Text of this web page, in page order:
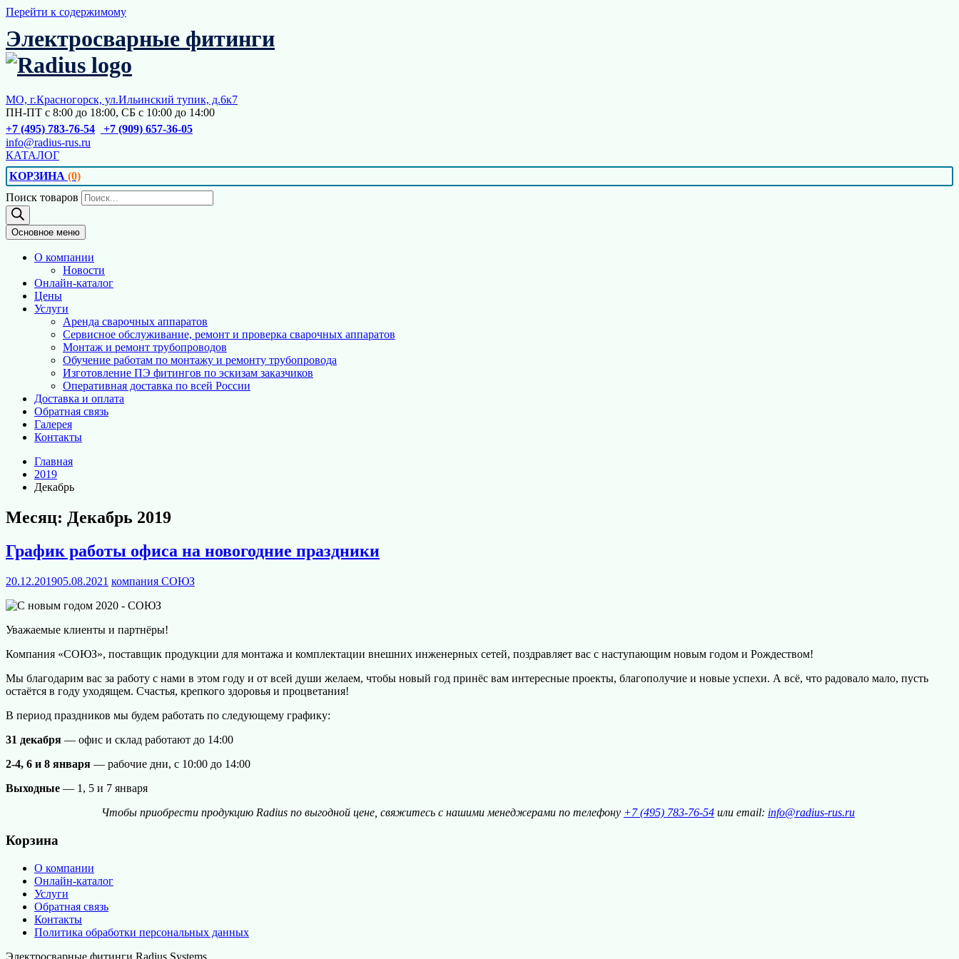
Перейти к содержимому
Электросварные фитинги
МО, г.Красногорск, ул.Ильинский тупик, д.6к7
ПН-ПТ с 8:00 до 18:00, СБ с 10:00 до 14:00
+7 (495) 783-76-54
+7 (909) 657-36-05
info@radius-rus.ru
КАТАЛОГ
КОРЗИНА (0)
Поиск товаров
Основное меню
О компании
Новости
Онлайн-каталог
Цены
Услуги
Аренда сварочных аппаратов
Сервисное обслуживание, ремонт и проверка сварочных аппаратов
Монтаж и ремонт трубопроводов
Обучение работам по монтажу и ремонту трубопровода
Изготовление ПЭ фитингов по эскизам заказчиков
Оперативная доставка по всей России
Доставка и оплата
Обратная связь
Галерея
Контакты
Главная
2019
Декабрь
Месяц: Декабрь 2019
График работы офиса на новогодние праздники
20.12.201905.08.2021 компания СОЮЗ
Уважаемые клиенты и партнёры!
Компания «СОЮЗ», поставщик продукции для монтажа и комплектации внешних инженерных сетей, поздравляет вас с наступающим новым годом и Рождеством!
Мы благодарим вас за работу с нами в этом году и от всей души желаем, чтобы новый год принёс вам интересные проекты, благополучие и новые успехи. А всё, что радовало мало, пусть
остаётся в году уходящем. Счастья, крепкого здоровья и процветания!
В период праздников мы будем работать по следующему графику:
31 декабря — офис и склад работают до 14:00
2-4, 6 и 8 января — рабочие дни, с 10:00 до 14:00
Выходные — 1, 5 и 7 января
Чтобы приобрести продукцию Radius по выгодной цене, свяжитесь с нашими менеджерами по телефону +7 (495) 783-76-54 или email: info@radius-rus.ru​
Корзина
О компании
Онлайн-каталог
Услуги
Обратная связь
Контакты
Политика обработки персональных данных
Электросварные фитинги Radius Systems